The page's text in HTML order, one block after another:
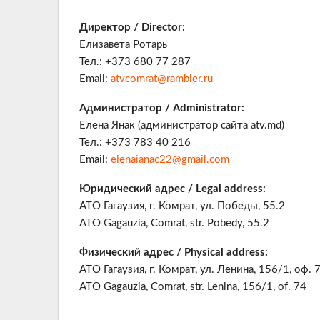
Директор / Director:
Елизавета Ротарь
Тел.: +373 680 77 287
Email: atvcomrat@rambler.ru
Администратор / Administrator:
Елена Янак (администратор сайта atv.md)
Тел.: +373 783 40 216
Email: elenaianac22@gmail.com
Юридический адрес / Legal address:
АТО Гагаузия, г. Комрат, ул. Победы, 55.2
ATO Gagauzia, Comrat, str. Pobedy, 55.2
Физический адрес / Physical address:
АТО Гагаузия, г. Комрат, ул. Ленина, 156/1, оф.
ATO Gagauzia, Comrat, str. Lenina, 156/1, of. 74